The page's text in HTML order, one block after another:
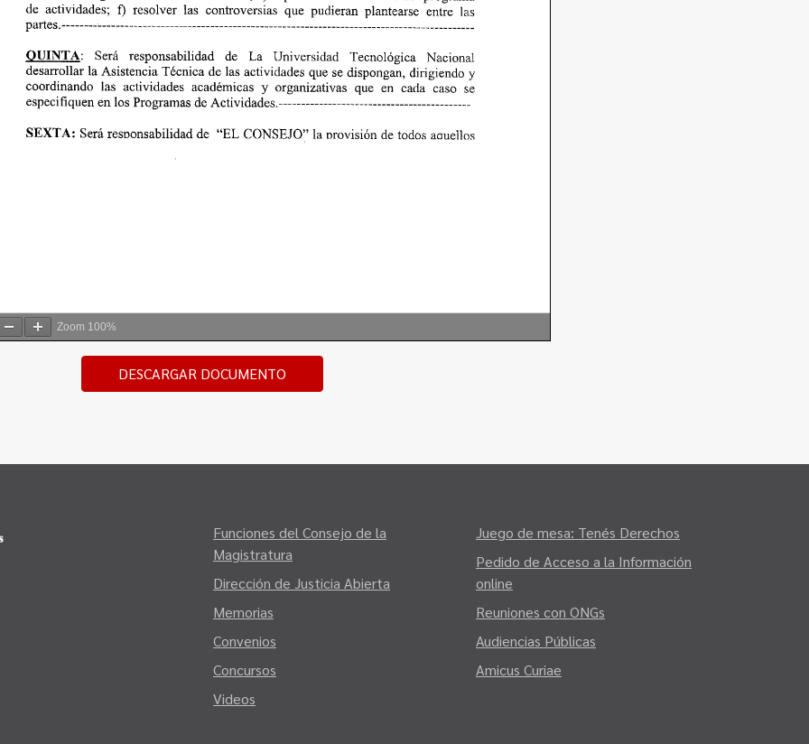
Zoom 100%
DESCARGAR DOCUMENTO
Funciones del Consejo de la
Magistratura
Dirección de Justicia Abierta
Memorias
Convenios
Concursos
Videos
Juego de mesa: Tenés Derechos
Pedido de Acceso a la Información
online
Reuniones con ONGs
Audiencias Públicas
Amicus Curiae